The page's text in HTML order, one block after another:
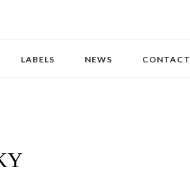
LABELS NEWS CONTACT